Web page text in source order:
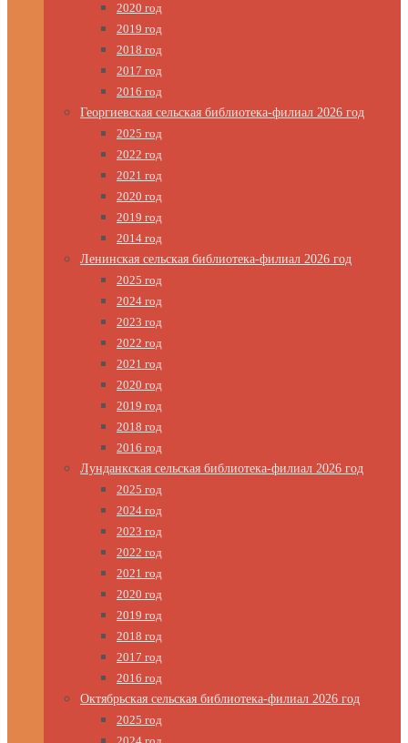
2020 год
2019 год
2018 год
2017 год
2016 год
Георгиевская сельская библиотека-филиал 2026 год
2025 год
2022 год
2021 год
2020 год
2019 год
2014 год
Ленинская сельская библиотека-филиал 2026 год
2025 год
2024 год
2023 год
2022 год
2021 год
2020 год
2019 год
2018 год
2016 год
Лунданкская сельская библиотека-филиал 2026 год
2025 год
2024 год
2023 год
2022 год
2021 год
2020 год
2019 год
2018 год
2017 год
2016 год
Октябрьская сельская библиотека-филиал 2026 год
2025 год